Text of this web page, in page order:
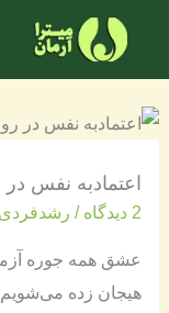
محتوا
اعتمادبه نفس در
2 دیدگاه / رشدفردی
عشق همه جوره
هیجان زده